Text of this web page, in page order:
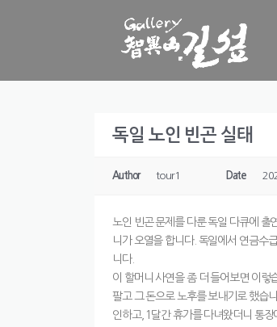
독일 노인 빈곤 실태
Author tour1 Date
노인 빈곤 문제를 다룬 독일 다큐에 출
니가 오열을 합니다. 독일에서 연금수
니다.
이 할머니 사연을 좀 더 들어보면 이렇
팔고 그 돈으로 노후를 보내기로 했습
인하고, 1달간 휴가를 다녀왔더니 통